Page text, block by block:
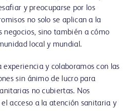
y preocuparse por los
no solo se aplican a la
negocios, sino también a cómo
local y mundial.
experiencia y colaboramos con las
sin ánimo de lucro para
no cubiertas. Nos
acceso a la atención sanitaria y